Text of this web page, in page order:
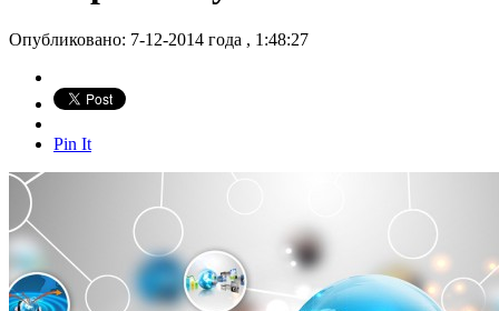
Опубликовано: 7-12-2014 года , 1:48:27
Pin It